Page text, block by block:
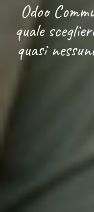
Odoo
quale
quasi